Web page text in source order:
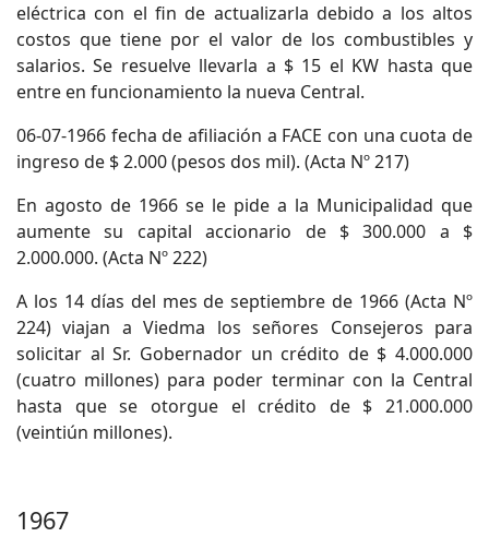
eléctrica con el fin de actualizarla debido a los altos
costos que tiene por el valor de los combustibles y
salarios. Se resuelve llevarla a $ 15 el KW hasta que
entre en funcionamiento la nueva Central.
06-07-1966 fecha de afiliación a FACE con una cuota de
ingreso de $ 2.000 (pesos dos mil). (Acta Nº 217)
En agosto de 1966 se le pide a la Municipalidad que
aumente su capital accionario de $ 300.000 a $
2.000.000. (Acta Nº 222)
A los 14 días del mes de septiembre de 1966 (Acta Nº
224) viajan a Viedma los señores Consejeros para
solicitar al Sr. Gobernador un crédito de $ 4.000.000
(cuatro millones) para poder terminar con la Central
hasta que se otorgue el crédito de $ 21.000.000
(veintiún millones).
1967